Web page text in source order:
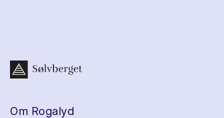
Om Rogalyd